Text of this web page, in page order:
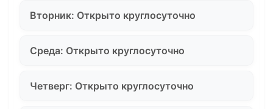
Вторник: Открыто круглосуточно
Среда: Открыто круглосуточно
Четверг: Открыто круглосуточно